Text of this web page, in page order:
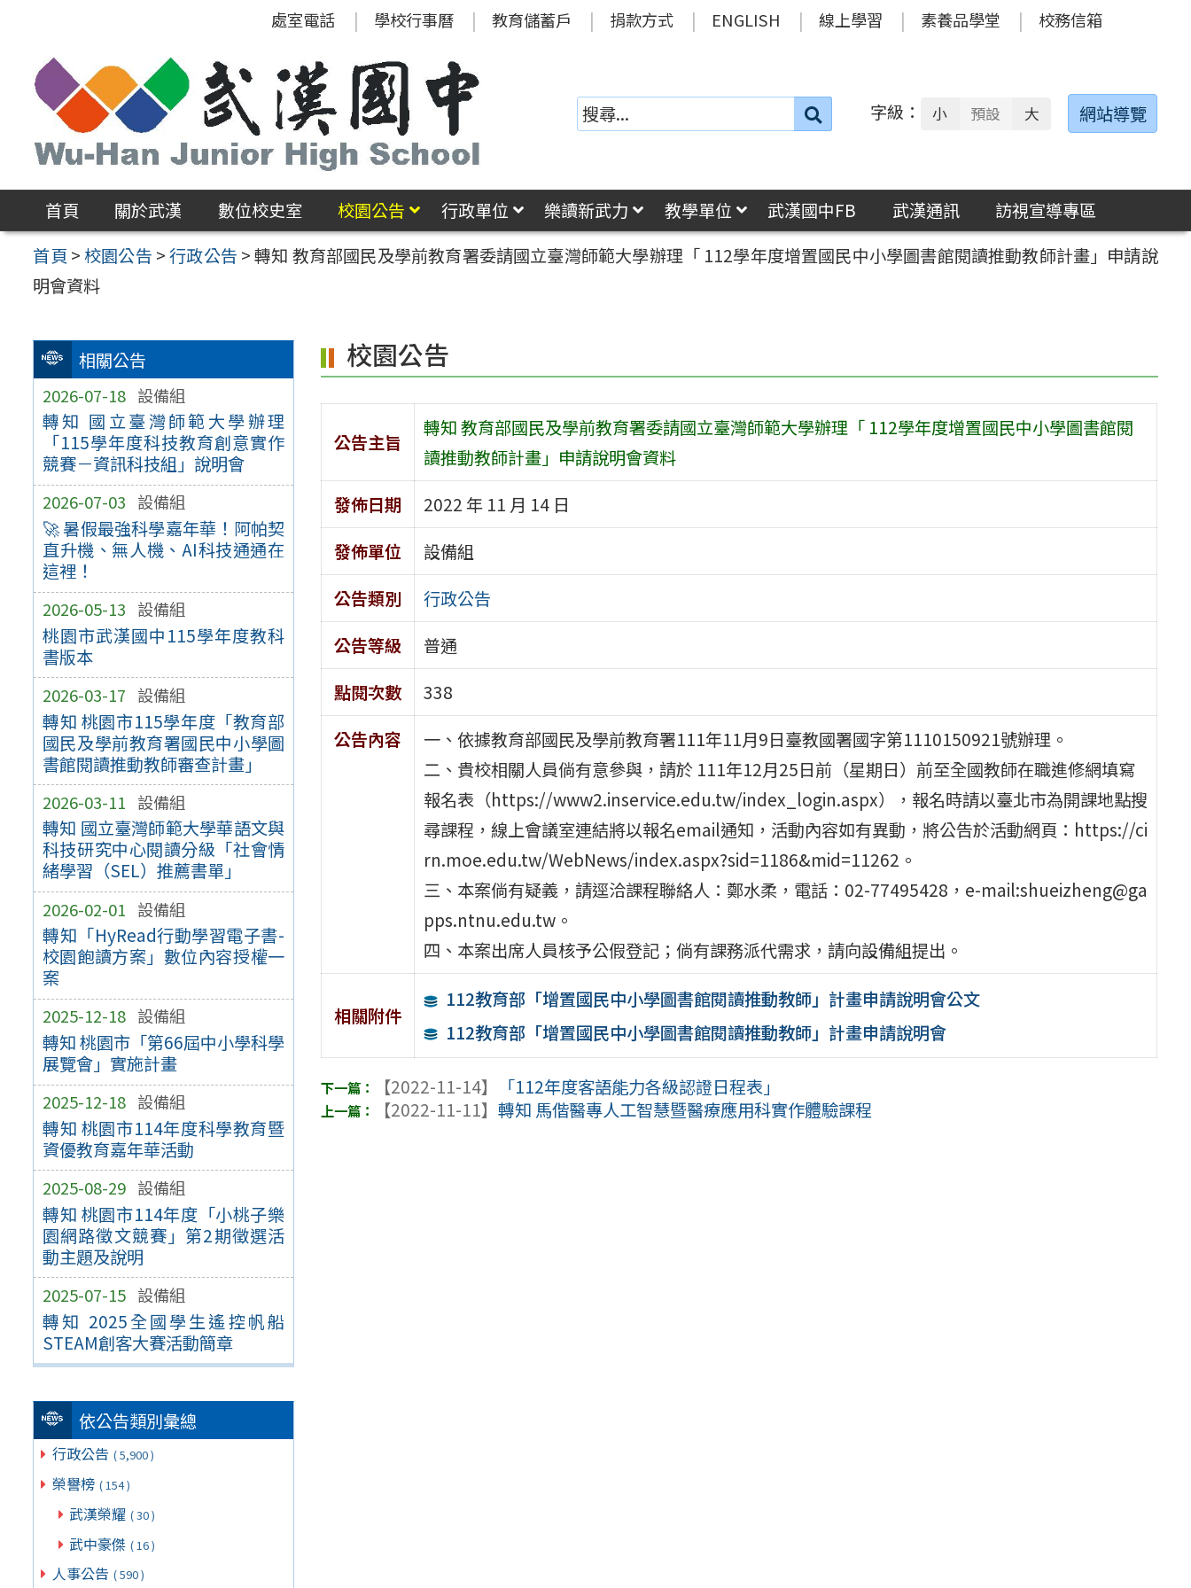
區
處室電話 學校行事曆 教育儲蓄戶 捐款方式 ENGLISH 線上學習 素養品學堂 校務信箱
搜
字級： 小 預設 大 網站導覽
首頁 關於武漢 數位校史室 校園公告 行政單位 樂讀新武力 教學單位 武漢國中FB 武漢通訊
訪視宣導專區
首頁 >校園公告 >行政公告 >轉知 教育部國民及學前教育署委請國立臺灣師範大學辦理「 112學年度增置國民中小學圖書館閱讀推動教師計畫」申請說
明會資料
相關公告
2026-07-18 設備組
轉知 國立臺灣師範大學辦理
「115學年度科技教育創意實作
競賽－資訊科技組」說明會
2026-07-03 設備組
🚀 暑假最強科學嘉年華！阿帕契
直升機、無人機、AI科技通通在
這裡！
2026-05-13 設備組
桃園市武漢國中115學年度教科
書版本
2026-03-17 設備組
轉知 桃園市115學年度「教育部
國民及學前教育署國民中小學圖
書館閱讀推動教師審查計畫」
2026-03-11 設備組
轉知 國立臺灣師範大學華語文與
科技研究中心閱讀分級「社會情
緒學習（SEL）推薦書單」
2026-02-01 設備組
轉知「HyRead行動學習電子書-
校園飽讀方案」數位內容授權一
案
2025-12-18 設備組
轉知 桃園市「第66屆中小學科學
展覽會」實施計畫
2025-12-18 設備組
轉知 桃園市114年度科學教育暨
資優教育嘉年華活動
2025-08-29 設備組
轉知 桃園市114年度「小桃子樂
園網路徵文競賽」第2期徵選活
動主題及說明
2025-07-15 設備組
轉知 2025全國學生遙控帆船
STEAM創客大賽活動簡章
依公告類別彙總
行政公告 ( 5,900 )
榮譽榜 ( 154 )
武漢榮耀 ( 30 )
武中豪傑 ( 16 )
人事公告 ( 590 )
校園公告
公告主旨
轉知 教育部國民及學前教育署委請國立臺灣師範大學辦理「 112學年度增置國民中小學圖書館閱
讀推動教師計畫」申請說明會資料
發佈日期
2022 年 11 月 14 日
發佈單位
設備組
公告類別
行政公告
公告等級
普通
點閱次數
338
公告內容
一、依據教育部國民及學前教育署111年11月9日臺教國署國字第1110150921號辦理。
二、貴校相關人員倘有意參與，請於 111年12月25日前（星期日）前至全國教師在職進修網填寫
報名表（https://www2.inservice.edu.tw/index_login.aspx），報名時請以臺北市為開課地點搜
尋課程，線上會議室連結將以報名email通知，活動內容如有異動，將公告於活動網頁：https://ci
rn.moe.edu.tw/WebNews/index.aspx?sid=1186&mid=11262。
三、本案倘有疑義，請逕洽課程聯絡人：鄭水柔，電話：02-77495428，e-mail:shueizheng@ga
pps.ntnu.edu.tw。
四、本案出席人員核予公假登記；倘有課務派代需求，請向設備組提出。
相關附件
112教育部「增置國民中小學圖書館閱讀推動教師」計畫申請說明會公文
112教育部「增置國民中小學圖書館閱讀推動教師」計畫申請說明會
【2022-11-14】
「112年度客語能力各級認證日程表」
【2022-11-11】轉知 馬偕醫專人工智慧暨醫療應用科實作體驗課程